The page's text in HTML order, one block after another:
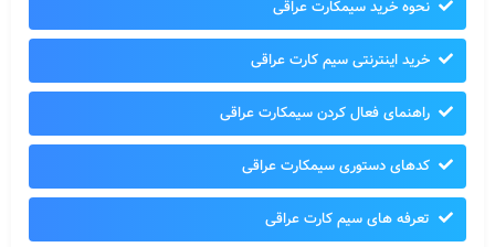
نحوه خرید سیمکارت عراقی
خرید اینترنتی سیم کارت عراقی
راهنمای فعال کردن سیمکارت عراقی
کدهای دستوری سیمکارت عراقی
تعرفه های سیم کارت عراقی